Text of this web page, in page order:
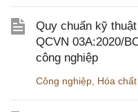
Quy chuẩn kỹ
QCVN 03A:2020/
công nghiệp
Công nghiệp Hóa